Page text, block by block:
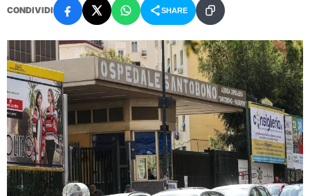
CONDIVIDI SHARE